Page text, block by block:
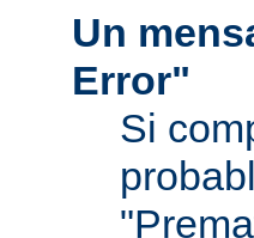
Un
Error"
Si